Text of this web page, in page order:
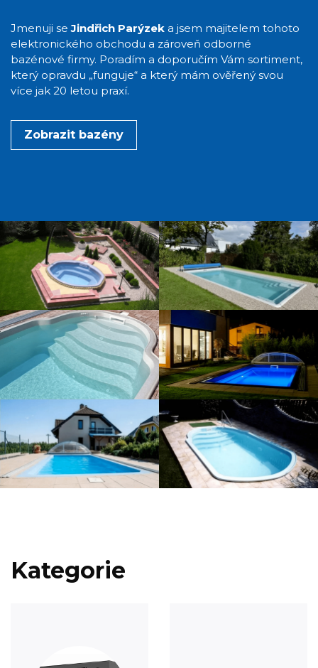
Jmenuji seJindřich Parýzek a jsem majitelem tohoto
elektronického obchodu a zároveň odborné
bazénové firmy. Poradím a doporučím Vám sortiment,
který opravdu „funguje“ a který mám ověřený svou
více jak 20 letou praxí.
Zobrazit bazény
Kategorie